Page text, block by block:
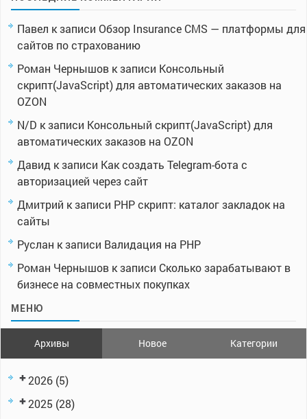
Павел к записи Обзор Insurance CMS — платформы для
сайтов по страхованию
Роман Чернышов к записи Консольный
скрипт(JavaScript) для автоматических заказов на
OZON
N/D к записи Консольный скрипт(JavaScript) для
автоматических заказов на OZON
Давид к записи Как создать Telegram-бота с
авторизацией через сайт
Дмитрий к записи PHP скрипт: каталог закладок на
сайты
Руслан к записи Валидация на PHP
Роман Чернышов к записи Сколько зарабатывают в
бизнесе на совместных покупках
МЕНЮ
Архивы Новое Категории
2026 (5)
2025 (28)